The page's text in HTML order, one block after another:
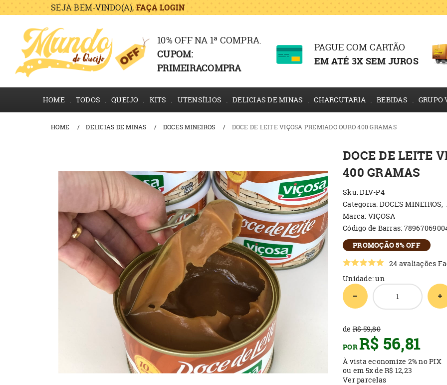
SEJA BEM-VINDO(A), FAÇA LOGIN
10% OFF NA 1ª COMPRA.
CUPOM:
PRIMEIRACOMPRA
PAGUE COM CARTÃO
EM ATÉ 3X SEM JUROS
HOME TODOS QUEIJO KITS UTENSÍLIOS DELICIAS DE MINAS CHARCUTARIA BEBIDAS GRUPO
HOME DELICIAS DE MINAS DOCES MINEIROS DOCE DE LEITE VIÇOSA PREMIADO OURO 400 GRAMAS
DOCE DE LEITE
400 GRAMAS
Sku:DLV-P4
Categoria: DOCES MINEIROS
Marca: VIÇOSA
Código de Barras:
PROMOÇÃO 5% OFF
24 avaliações
Unidade: un
de R$ 59,80
PORR$ 56,81
À vista economize 2%no PIX
ou em 5xde R$ 12,23
Ver parcelas